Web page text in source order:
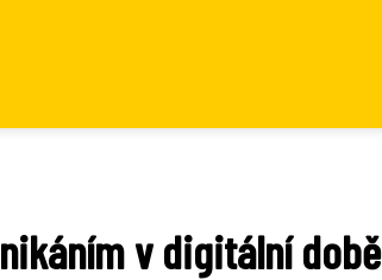
v digitální době